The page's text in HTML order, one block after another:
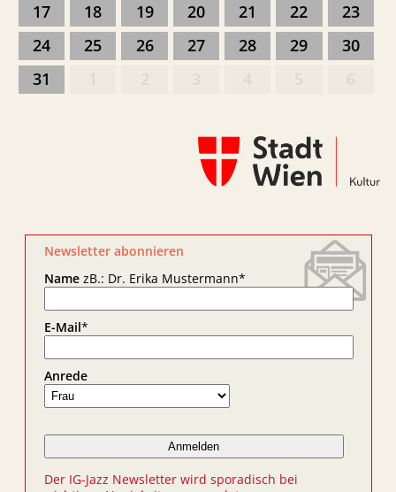
17
18 19 20 21 22
23
24
25 26 27 28 29
30
31
Newsletter abonnieren
NamezB.: Dr. Erika Mustermann*
E-Mail*
Anrede
Der IG-Jazz Newsletter wird sporadisch bei